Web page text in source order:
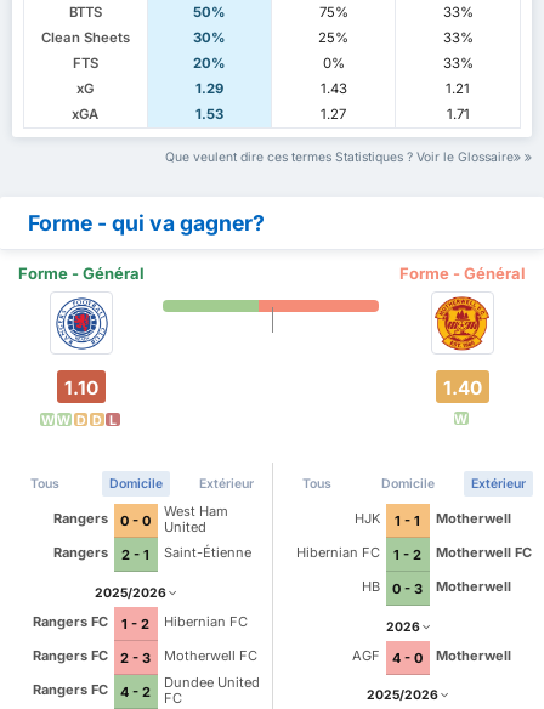
BTTS
50% 75%
33%
Clean Sheets
30% 25%
33%
FTS
20% 0%
33%
xG
1.29 1.43
1.21
xGA
1.53 1.27 1.71
Que veulent dire ces termes Statistiques ? Voir le Glossaire
Forme - qui va gagner?
Forme - Général Forme - Général
1.10
W W D D L
1.40
W
Tous Domicile Extérieur
Rangers 0 - 0
West Ham
United
Rangers
2 - 1 Saint-Étienne
2025/2026
Rangers FC 1 - 2
Hibernian FC
Rangers FC
2 - 3
Motherwell FC
Rangers FC
4 - 2
Dundee United
FC
Tous Domicile Extérieur
HJK 1 - 1
Motherwell
Hibernian FC
1 - 2
Motherwell FC
HB
0 - 3 Motherwell
2026
AGF 4 - 0 Motherwell
2025/2026